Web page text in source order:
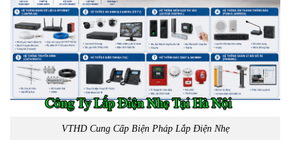
VTHD Cung Cấp Biện Pháp Lắp Điện Nhẹ